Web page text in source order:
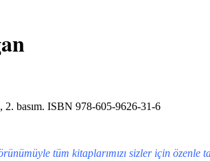
basım. ISBN 978-605-9626-31-6
tüm kitaplarımızı sizler için